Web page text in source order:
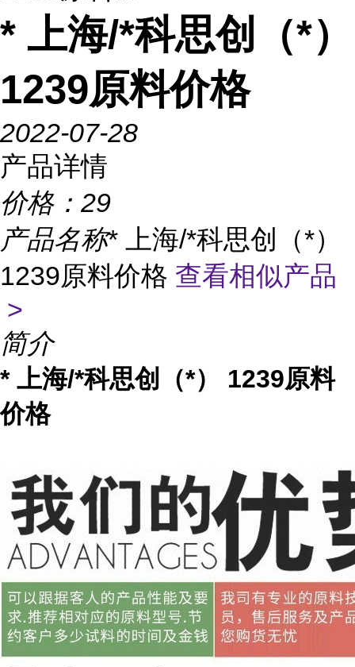
* 上海/*科思创（*）
1239原料价格
2022-07-28
产品详情
价格： 29
产品名称* 上海/*科思创（*）
1239原料价格 查看相似产品
>
简介
* 上海/*科思创（*） 1239原料
价格